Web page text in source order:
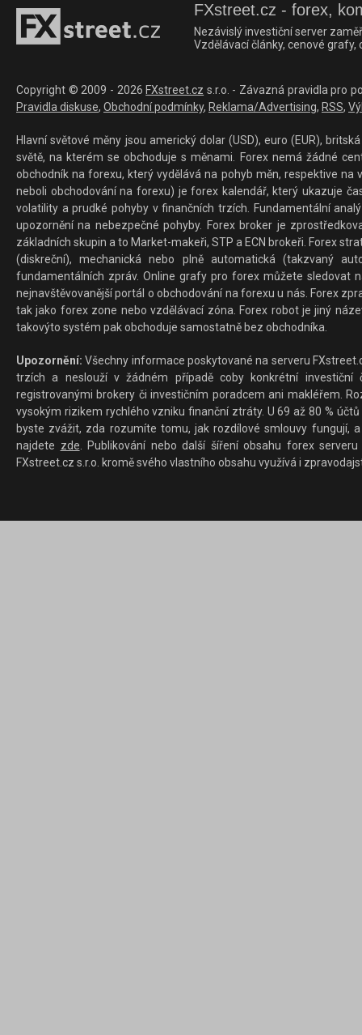
FXstreet.cz - forex,
Nezávislý investiční server
Vzdělávací články, cenové
Copyright © 2009 - 2026 FXstreet.cz s.r.o. - Závazná pravidla pro
Pravidla diskuse, Obchodní podmínky, Reklama/Advertising, RSS,
Hlavní světové měny jsou americký dolar (USD), euro (EUR),
světě, na kterém se obchoduje s měnami. Forex nemá žádné
obchodník na forexu, který vydělává na pohyb měn, respektive
neboli obchodování na forexu) je forex kalendář, který ukazuje
volatility a prudké pohyby v finančních trzích. Fundamentální
upozornění na nebezpečné pohyby. Forex broker je
základních skupin a to Market-makeři, STP a ECN brokeři. Forex
(diskreční), mechanická nebo plně automatická (takzvaný
fundamentálních zpráv. Online grafy pro forex můžete sledovat
nejnavštěvovanější portál o obchodování na forexu u nás. Forex
tak jako forex zone nebo vzdělávací zóna. Forex robot je jiný
takovýto systém pak obchoduje samostatně bez obchodníka.
Upozornění: Všechny informace poskytované na serveru
trzích a neslouží v žádném případě coby konkrétní investiční
registrovanými brokery či investičním poradcem ani makléřem.
vysokým rizikem rychlého vzniku finanční ztráty. U 69 až 80 %
byste zvážit, zda rozumíte tomu, jak rozdílové smlouvy fungují,
najdete zde. Publikování nebo další šíření obsahu forex
FXstreet.cz s.r.o. kromě svého vlastního obsahu využívá i